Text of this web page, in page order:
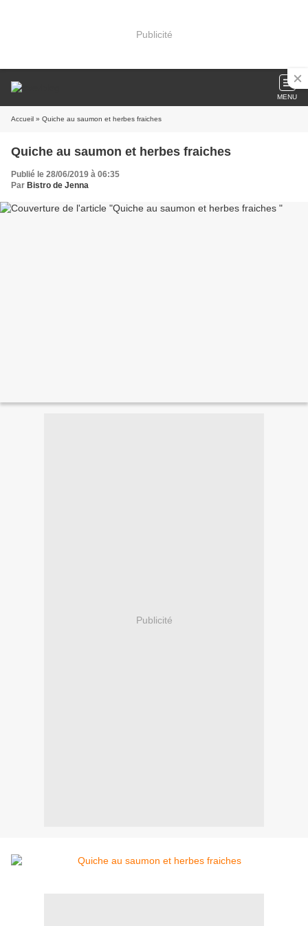
Publicité
MENU
Accueil » Quiche au saumon et herbes fraiches
Quiche au saumon et herbes fraiches
Publié le 28/06/2019 à 06:35
Par Bistro de Jenna
Publicité